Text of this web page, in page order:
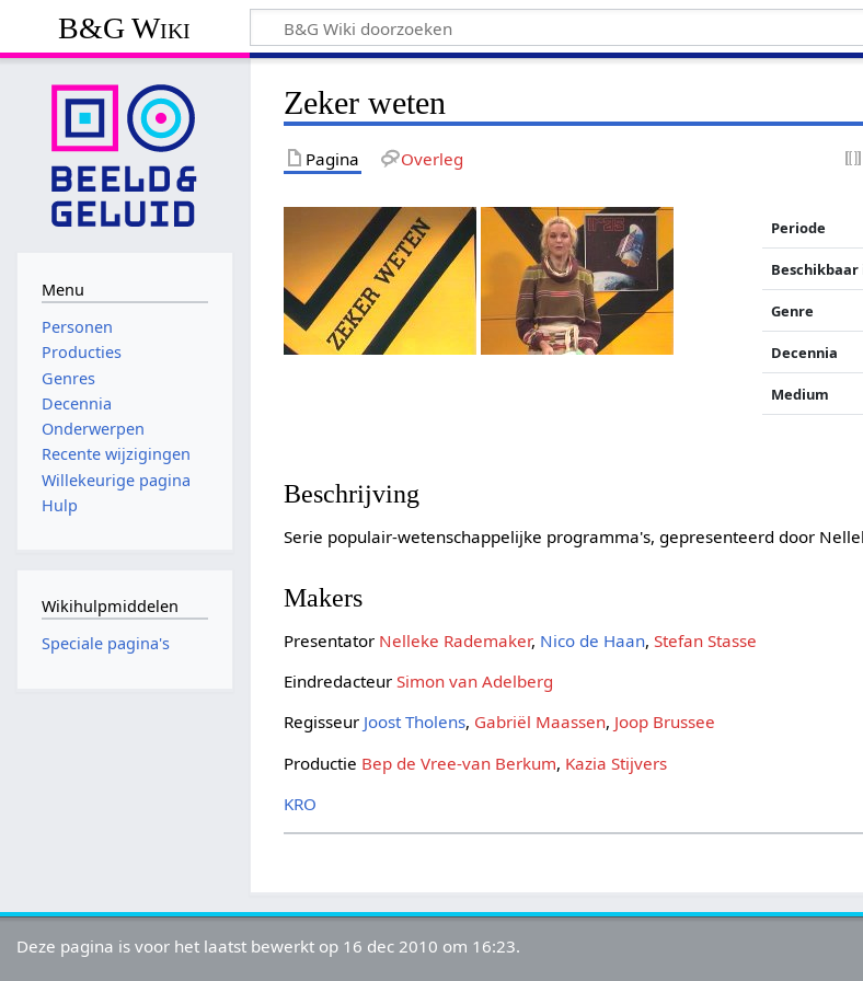
B&G Wiki
Zeker weten
Pagina Overleg
Periode
Genre
Decennia
Medium
Beschrijving
Serie populair-wetenschappelijke programma's, gepresenteerd door
Makers
Presentator Nelleke Rademaker, Nico de Haan,Stefan Stasse
EindredacteurSimon van Adelberg
Regisseur Joost Tholens, Gabriël Maassen, Joop Brussee
Productie Bep de Vree-van Berkum, Kazia Stijvers
KRO
Menu
Personen
Producties
Genres
Decennia
Onderwerpen
Recente wijzigingen
Willekeurige pagina
Hulp
Wikihulpmiddelen
Speciale pagina's
Deze pagina is voor het laatst bewerkt op 16 dec 2010 om 16:23.